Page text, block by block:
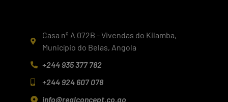
Casa nº A 072B - Vivendas do Kilamba,
Município do Belas, Angola
+244 935 377 782
+244 924 607 078
info@realconcept.co.ao